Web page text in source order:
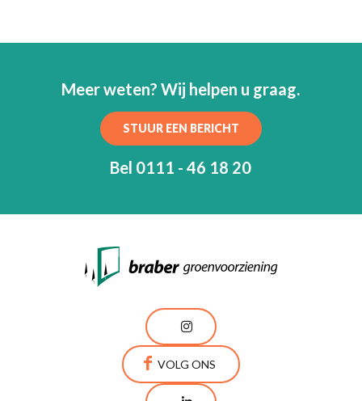
Meer weten? Wij helpen u graag.
STUUR EEN BERICHT
Bel 0111 - 46 18 20